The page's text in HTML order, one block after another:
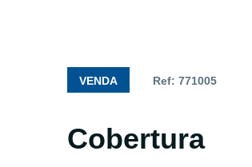
VENDA Ref: 771005
Cobertura